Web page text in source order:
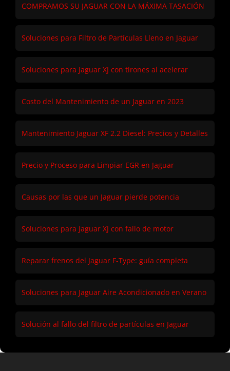
COMPRAMOS SU JAGUAR CON LA MÁXIMA TASACIÓN
Soluciones para Filtro de Partículas Lleno en Jaguar
Soluciones para Jaguar XJ con tirones al acelerar
Costo del Mantenimiento de un Jaguar en 2023
Mantenimiento Jaguar XF 2.2 Diesel: Precios y Detalles
Precio y Proceso para Limpiar EGR en Jaguar
Causas por las que un Jaguar pierde potencia
Soluciones para Jaguar XJ con fallo de motor
Reparar frenos del Jaguar F-Type: guía completa
Soluciones para Jaguar Aire Acondicionado en Verano
Solución al fallo del filtro de partículas en Jaguar